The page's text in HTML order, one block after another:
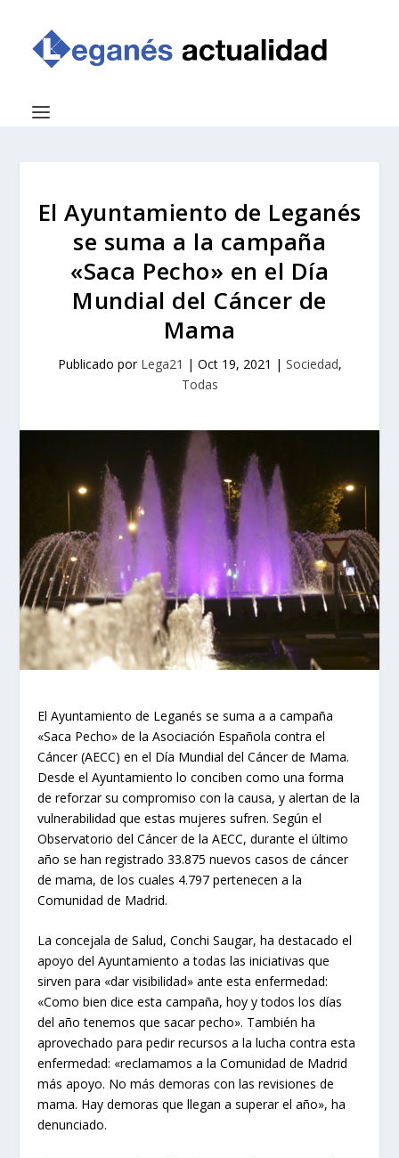
El Ayuntamiento de Leganés
se suma a la campaña
«Saca Pecho» en el Día
Mundial del Cáncer de
Mama
Publicado por Lega21 | Oct 19, 2021 | Sociedad,
Todas
El Ayuntamiento de Leganés se suma a a campaña
«Saca Pecho» de la Asociación Española contra el
Cáncer (AECC) en el Día Mundial del Cáncer de Mama.
Desde el Ayuntamiento lo conciben como una forma
de reforzar su compromiso con la causa, y alertan de la
vulnerabilidad que estas mujeres sufren. Según el
Observatorio del Cáncer de la AECC, durante el último
año se han registrado 33.875 nuevos casos de cáncer
de mama, de los cuales 4.797 pertenecen a la
Comunidad de Madrid.
La concejala de Salud, Conchi Saugar, ha destacado el
apoyo del Ayuntamiento a todas las iniciativas que
sirven para «dar visibilidad» ante esta enfermedad:
«Como bien dice esta campaña, hoy y todos los días
del año tenemos que sacar pecho». También ha
aprovechado para pedir recursos a la lucha contra esta
enfermedad: «reclamamos a la Comunidad de Madrid
más apoyo. No más demoras con las revisiones de
mama. Hay demoras que llegan a superar el año», ha
denunciado.